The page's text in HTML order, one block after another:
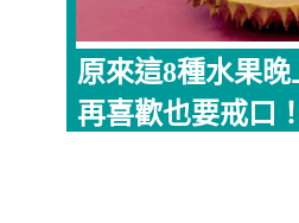
原來這8種水果晚
再喜歡也要戒口！